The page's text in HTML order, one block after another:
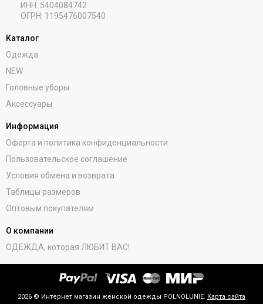
ИНН: 5404084742
ОГРН: 1195476007540
Каталог
Одежда
NEW
Головные уборы
Аксессуары
Информация
Оферта и политика конфиденциальности
Пользовательское соглашение
Условия обмена и возврата
Таблицы размеров
Оптовым покупателям
О компании
ОДЕЖДА, которая ЛЮБИТ ВАС!
2026 © Интернет магазин женской одежды POLNOLUNIE. Карта сайта